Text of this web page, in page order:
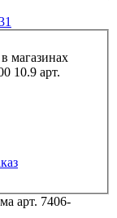
магазинах
арт.